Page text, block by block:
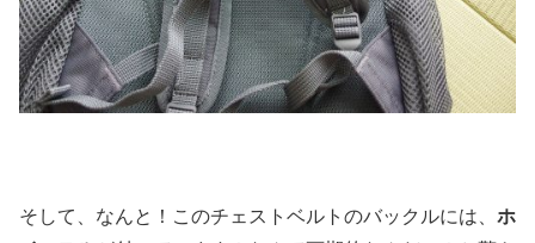
そして、なんと！このチェストベルトのバックルには、 ホ